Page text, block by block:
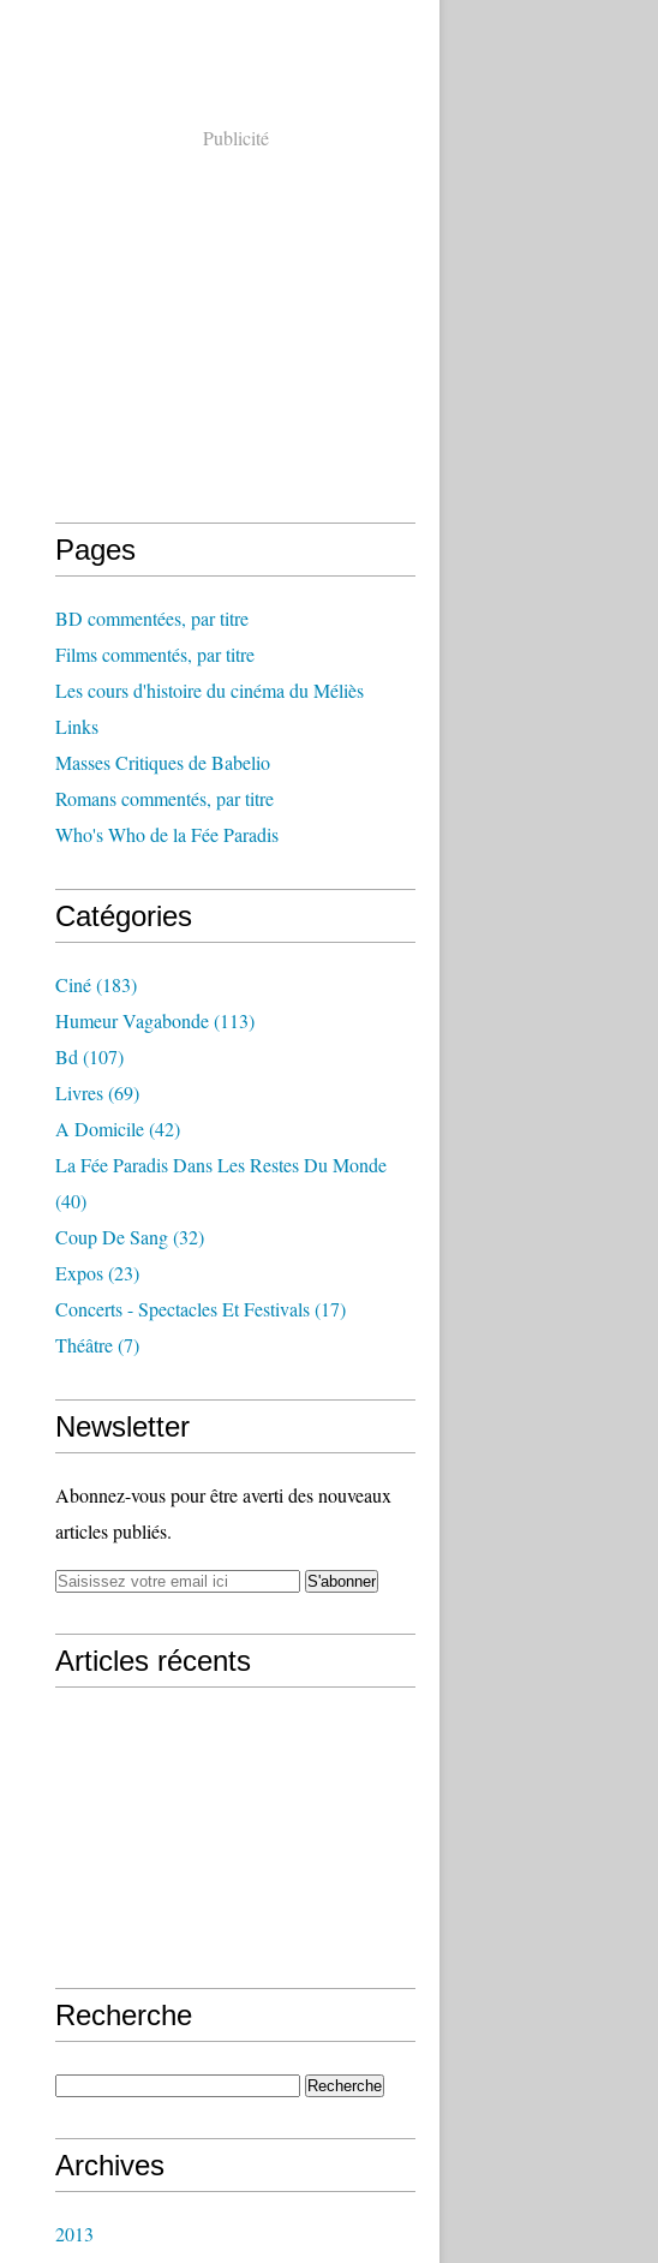
Publicité
Pages
BD commentées, par titre
Films commentés, par titre
Les cours d'histoire du cinéma du Méliès
Links
Masses Critiques de Babelio
Romans commentés, par titre
Who's Who de la Fée Paradis
Catégories
Ciné(183)
Humeur Vagabonde(113)
Bd (107)
Livres(69)
A Domicile(42)
La Fée Paradis Dans Les Restes Du Monde
(40)
Coup De Sang(32)
Expos(23)
Concerts - Spectacles Et Festivals(17)
Théâtre(7)
Newsletter
Abonnez-vous pour être averti des nouveaux
articles publiés.
Articles récents
Recherche
Archives
2013